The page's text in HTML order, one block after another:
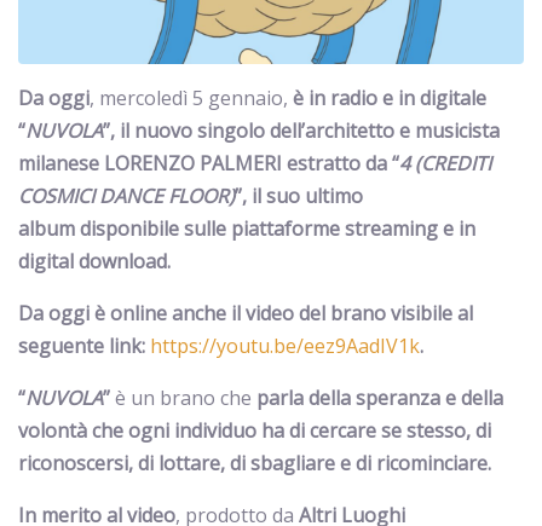
Da oggi, mercoledì 5 gennaio, è in radio e in digitale
“NUVOLA”, il nuovo singolo dell’architetto e musicista
milanese LORENZO PALMERI estratto da “4 (CREDITI
COSMICI DANCE FLOOR)”, il suo ultimo
album disponibile sulle piattaforme streaming e in
digital download.
Da oggi è online anche il video del brano visibile al
seguente link: https://youtu.be/eez9AadIV1k.
“NUVOLA”è un brano che parla della speranza e della
volontà che ogni individuo ha di cercare se stesso, di
riconoscersi, di lottare, di sbagliare e di ricominciare.
In merito al video, prodotto da Altri Luoghi